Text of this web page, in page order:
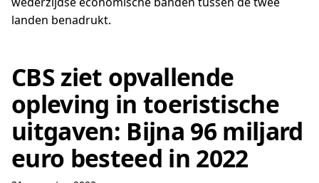
landen benadrukt.
CBS ziet opvallende
opleving in toeristische
uitgaven: Bijna 96 miljard
euro besteed in 2022